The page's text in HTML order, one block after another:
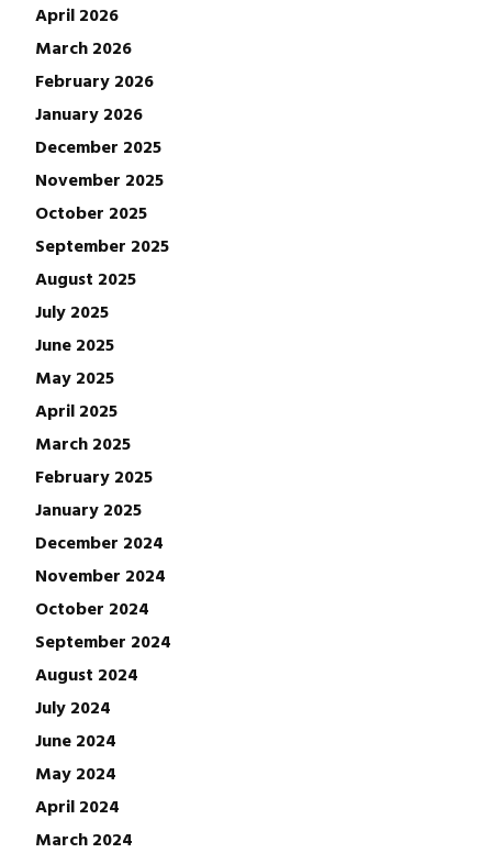
April 2026
March 2026
February 2026
January 2026
December 2025
November 2025
October 2025
September 2025
August 2025
July 2025
June 2025
May 2025
April 2025
March 2025
February 2025
January 2025
December 2024
November 2024
October 2024
September 2024
August 2024
July 2024
June 2024
May 2024
April 2024
March 2024